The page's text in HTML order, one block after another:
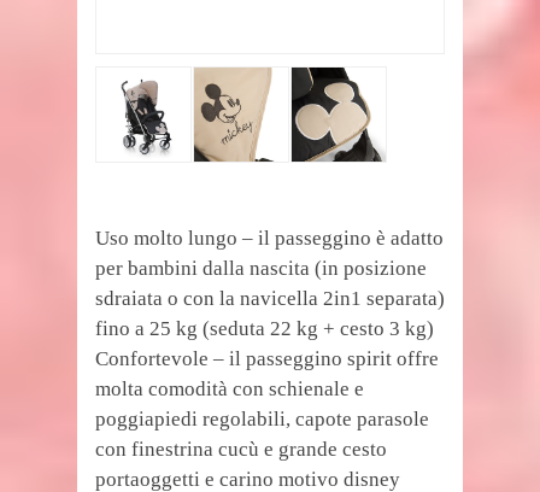
Uso molto lungo – il passeggino è adatto
per bambini dalla nascita (in posizione
sdraiata o con la navicella 2in1 separata)
fino a 25 kg (seduta 22 kg + cesto 3 kg)
Confortevole – il passeggino spirit offre
molta comodità con schienale e
poggiapiedi regolabili, capote parasole
con finestrina cucù e grande cesto
portaoggetti e carino motivo disney